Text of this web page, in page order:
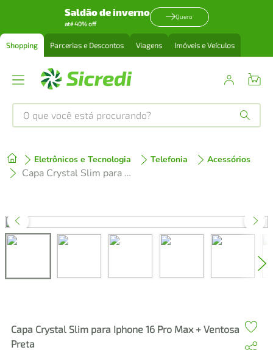
Saldão de inverno
até 40% off
Quero
Shopping Parcerias e Descontos Viagens Imóveis e Veículos
O que você está procurando?
Eletrônicos e Tecnologia Telefonia Acessórios
Capa Crystal Slim para Iphone 16 Pro Max + Ventosa Preta
Capa Crystal Slim para Iphone 16 Pro Max + Ventosa
Preta
1º tenis
perfume